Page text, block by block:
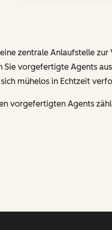
zentrale Anlaufstelle zur
Sie vorgefertigte Agents
sich mühelos in Echtzeit
vorgefertigten Agents